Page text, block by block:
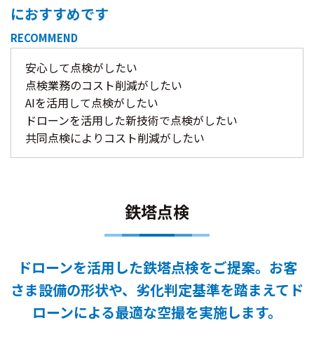
におすすめです
RECOMMEND
安心して点検がしたい
点検業務のコスト削減がしたい
AIを活用して点検がしたい
ドローンを活用した新技術で点検がしたい
共同点検によりコスト削減がしたい
鉄塔点検
ドローンを活用した鉄塔点検をご提案。 お客
さま設備の形状や、劣化判定基準を踏まえてド
ローンによる最適な空撮を実施します。